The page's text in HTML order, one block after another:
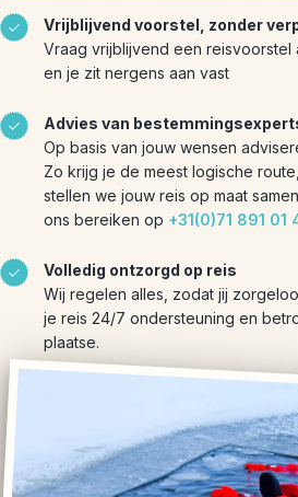
Vrijblijvend voorstel, zonder
Vraag vrijblijvend een reisvoorstel
en je zit nergens aan vast
Advies van
Op basis van jouw wensen
Zo krijg je de meest logische
stellen we jouw reis op maat
ons bereiken op +31(0)71 891 01
Volledig ontzorgd op reis
Wij regelen alles, zodat jij
je reis 24/7 ondersteuning en
plaatse.